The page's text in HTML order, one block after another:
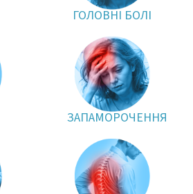
ГОЛОВНІ БОЛІ
ЗАПАМОРОЧЕННЯ